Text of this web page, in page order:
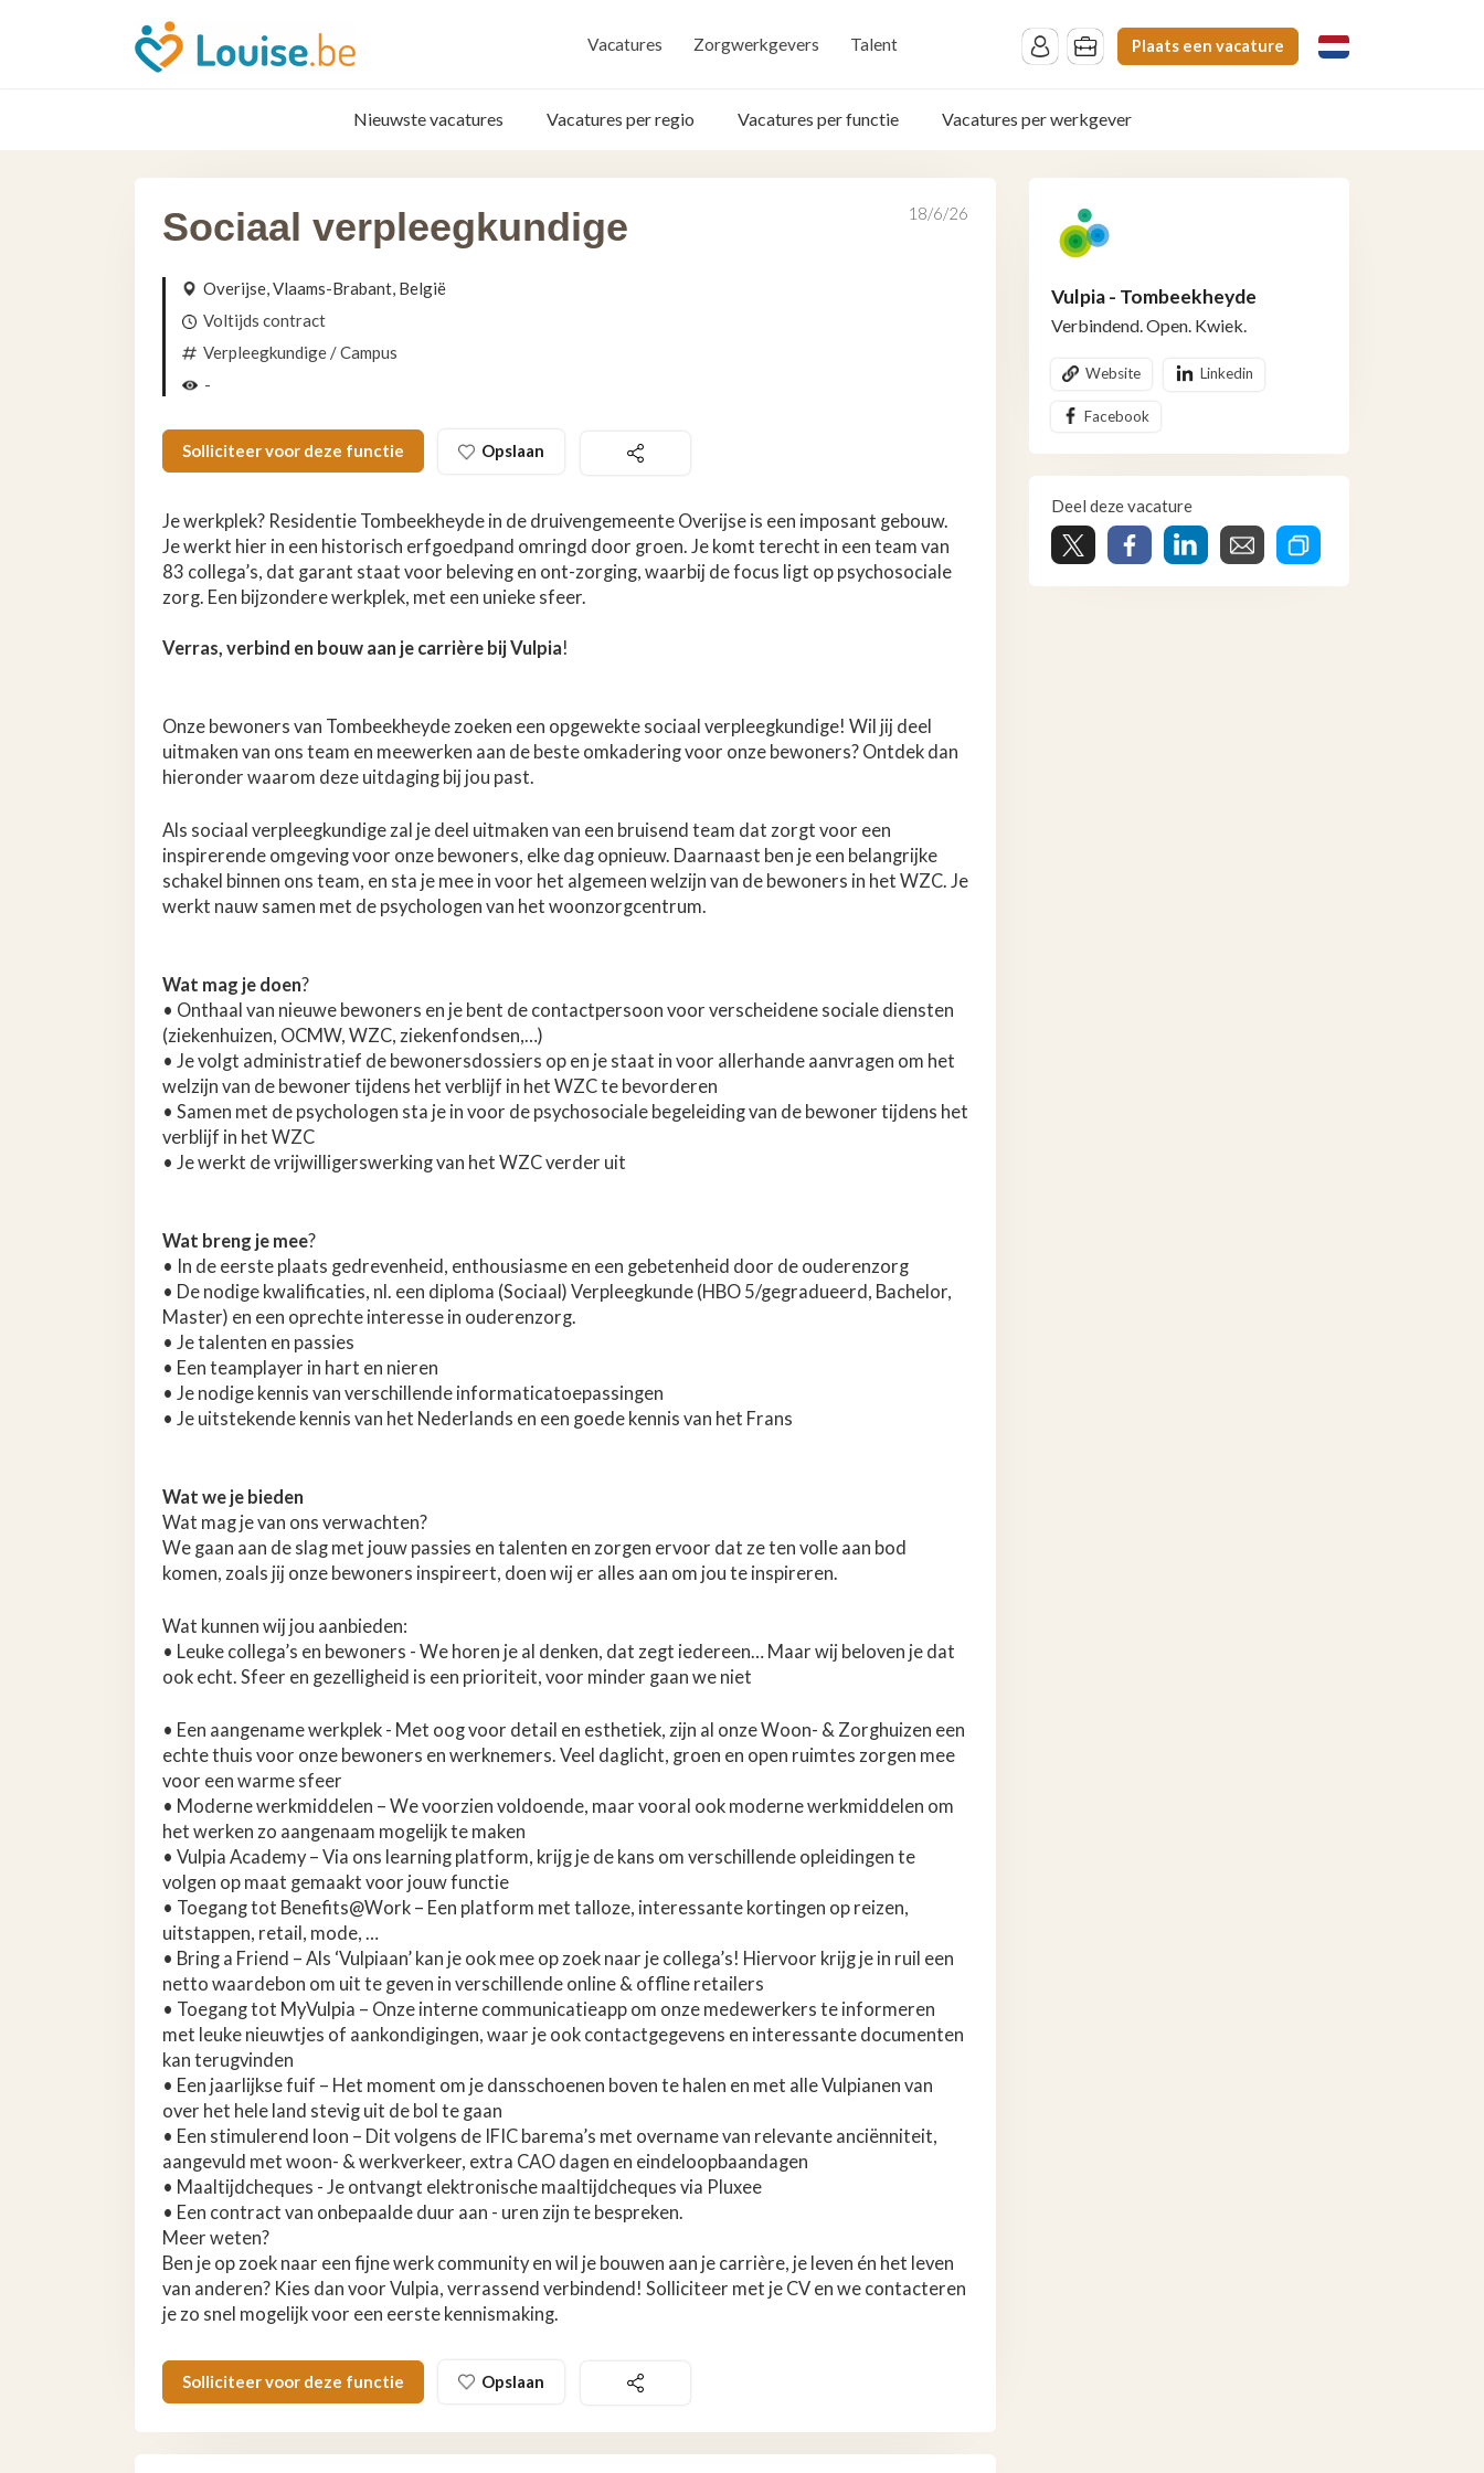
Vacatures Zorgwerkgevers Talent Plaats een vacature
Nieuwste vacatures Vacatures per regio Vacatures per functie Vacatures per werkgever
Sociaal verpleegkundige
Overijse, Vlaams-Brabant, België
Voltijds contract
Verpleegkundige / Campus
-
18/6/26
Solliciteer voor deze functie Opslaan
Je werkplek? Residentie Tombeekheyde in de druivengemeente Overijse is een imposant gebouw.
Je werkt hier in een historisch erfgoedpand omringd door groen. Je komt terecht in een team van
83 collega’s, dat garant staat voor beleving en ont-zorging, waarbij de focus ligt op psychosociale
zorg. Een bijzondere werkplek, met een unieke sfeer.
Verras, verbind en bouw aan je carrière bij Vulpia!
Onze bewoners van Tombeekheyde zoeken een opgewekte sociaal verpleegkundige! Wil jij deel
uitmaken van ons team en meewerken aan de beste omkadering voor onze bewoners? Ontdek dan
hieronder waarom deze uitdaging bij jou past.
Als sociaal verpleegkundige zal je deel uitmaken van een bruisend team dat zorgt voor een
inspirerende omgeving voor onze bewoners, elke dag opnieuw. Daarnaast ben je een belangrijke
schakel binnen ons team, en sta je mee in voor het algemeen welzijn van de bewoners in het WZC. Je
werkt nauw samen met de psychologen van het woonzorgcentrum.
Wat mag je doen?
• Onthaal van nieuwe bewoners en je bent de contactpersoon voor verscheidene sociale diensten
(ziekenhuizen, OCMW, WZC, ziekenfondsen,…)
• Je volgt administratief de bewonersdossiers op en je staat in voor allerhande aanvragen om het
welzijn van de bewoner tijdens het verblijf in het WZC te bevorderen
• Samen met de psychologen sta je in voor de psychosociale begeleiding van de bewoner tijdens het
verblijf in het WZC
• Je werkt de vrijwilligerswerking van het WZC verder uit
Wat breng je mee?
• In de eerste plaats gedrevenheid, enthousiasme en een gebetenheid door de ouderenzorg
• De nodige kwalificaties, nl. een diploma (Sociaal) Verpleegkunde (HBO 5/gegradueerd, Bachelor,
Master) en een oprechte interesse in ouderenzorg.
• Je talenten en passies
• Een teamplayer in hart en nieren
• Je nodige kennis van verschillende informaticatoepassingen
• Je uitstekende kennis van het Nederlands en een goede kennis van het Frans
Wat we je bieden
Wat mag je van ons verwachten?
We gaan aan de slag met jouw passies en talenten en zorgen ervoor dat ze ten volle aan bod
komen, zoals jij onze bewoners inspireert, doen wij er alles aan om jou te inspireren.
Wat kunnen wij jou aanbieden:
• Leuke collega’s en bewoners - We horen je al denken, dat zegt iedereen… Maar wij beloven je dat
ook echt. Sfeer en gezelligheid is een prioriteit, voor minder gaan we niet
• Een aangename werkplek - Met oog voor detail en esthetiek, zijn al onze Woon- & Zorghuizen een
echte thuis voor onze bewoners en werknemers. Veel daglicht, groen en open ruimtes zorgen mee
voor een warme sfeer
• Moderne werkmiddelen – We voorzien voldoende, maar vooral ook moderne werkmiddelen om
het werken zo aangenaam mogelijk te maken
• Vulpia Academy – Via ons learning platform, krijg je de kans om verschillende opleidingen te
volgen op maat gemaakt voor jouw functie
• Toegang tot Benefits@Work – Een platform met talloze, interessante kortingen op reizen,
uitstappen, retail, mode, …
• Bring a Friend – Als ‘Vulpiaan’ kan je ook mee op zoek naar je collega’s! Hiervoor krijg je in ruil een
netto waardebon om uit te geven in verschillende online & offline retailers
• Toegang tot MyVulpia – Onze interne communicatieapp om onze medewerkers te informeren
met leuke nieuwtjes of aankondigingen, waar je ook contactgegevens en interessante documenten
kan terugvinden
• Een jaarlijkse fuif – Het moment om je dansschoenen boven te halen en met alle Vulpianen van
over het hele land stevig uit de bol te gaan
• Een stimulerend loon – Dit volgens de IFIC barema’s met overname van relevante anciënniteit,
aangevuld met woon- & werkverkeer, extra CAO dagen en eindeloopbaandagen
• Maaltijdcheques - Je ontvangt elektronische maaltijdcheques via Pluxee
• Een contract van onbepaalde duur aan - uren zijn te bespreken.
Meer weten?
Ben je op zoek naar een fijne werk community en wil je bouwen aan je carrière, je leven én het leven
van anderen? Kies dan voor Vulpia, verrassend verbindend! Solliciteer met je CV en we contacteren
je zo snel mogelijk voor een eerste kennismaking.
Solliciteer voor deze functie Opslaan
Vulpia - Tombeekheyde
Verbindend. Open. Kwiek.
Website Linkedin
Facebook
Deel deze vacature